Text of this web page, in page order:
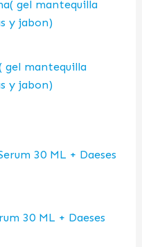
gel mantequilla
y jabon)
30 ML + Daeses